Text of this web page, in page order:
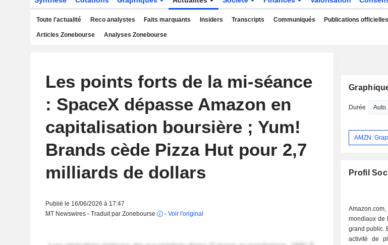
Toute l'actualité Reco analystes Faits marquants Insiders Transcripts Communiqués Publications officielles
Articles Zonebourse Analyses Zonebourse
Les points forts de la mi-séance
: SpaceX dépasse Amazon en
capitalisation boursière ; Yum!
Brands cède Pizza Hut pour 2,7
milliards de dollars
Publié le 16/06/2026 à 17:47
MT Newswires - Traduit par Zonebourse
- Voir l'original
Durée
AMZN:
Profil
mondiaux de
grand public.
activité de